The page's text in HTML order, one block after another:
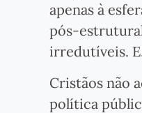
apenas à
pós-
irredutíveis.
Cristãos não
política